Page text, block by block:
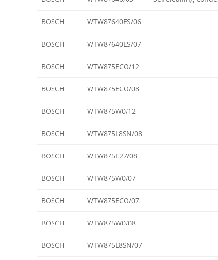
BOSCH WTW87640ES/06
BOSCH WTW87640ES/07
BOSCH WTW875ECO/12
BOSCH WTW875ECO/08
BOSCH WTW875W0/12
BOSCH WTW875L8SN/08
BOSCH WTW875E27/08
BOSCH WTW875W0/07
BOSCH WTW875ECO/07
BOSCH WTW875W0/08
BOSCH WTW875L8SN/07